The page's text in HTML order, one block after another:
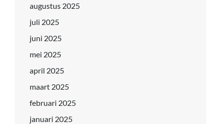
augustus 2025
juli 2025
juni 2025
mei 2025
april 2025
maart 2025
februari 2025
januari 2025